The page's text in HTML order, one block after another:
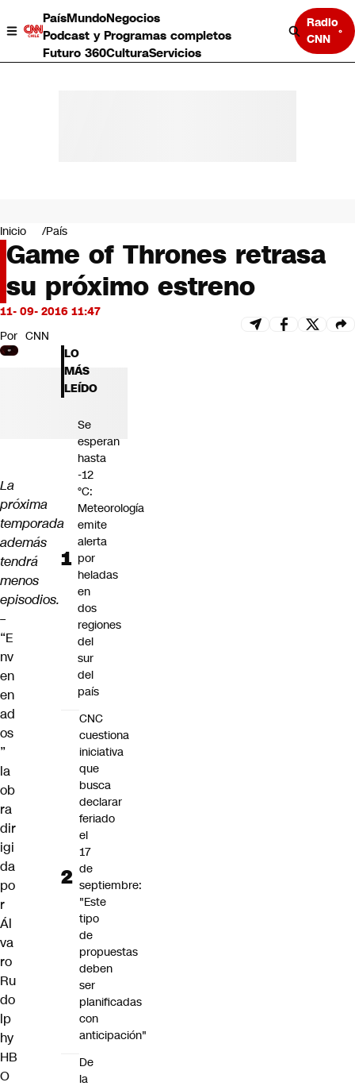
PaísMundoNegocios
Podcast y Programas completos
Futuro 360CulturaServicios
Radio
CNN
Negocios
Deportes
Programas completos
Cultura
Servicios
Bits
CNN Data
CNN tiempo
Futuro 360
Inicio País
Game of Thrones retrasa
su próximo estreno
11- 09- 2016 11:47
Por CNN
La
próxima
temporada
además
tendrá
menos
episodios.
–
“E
nv
en
en
ad
os
”
la
ob
ra
dir
igi
da
po
r
Ál
va
ro
Ru
do
lp
hy
HB
O
LO
MÁS
LEÍDO
Se
esperan
hasta
-12
°C:
Meteorología
emite
alerta
por
heladas
en
dos
regiones
del
sur
del
país
CNC
cuestiona
iniciativa
que
busca
declarar
feriado
el
17
de
septiembre:
"Este
tipo
de
propuestas
deben
ser
planificadas
con
anticipación"
De
la